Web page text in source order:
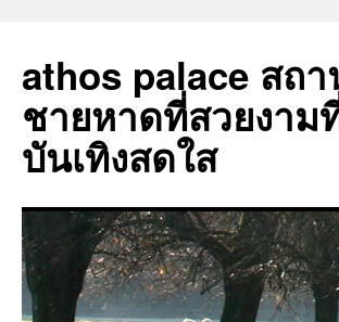
athos palace สถ
ชายหาดที่สวยงา
บันเทิงสดใส